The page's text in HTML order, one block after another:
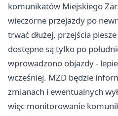
komunikatów Miejskiego
wieczorne przejazdy po
trwać dłużej, przejścia
dostępne są tylko po
wprowadzono objazdy -
wcześniej. MZD będzie
zmianach i ewentualnych
więc monitorowanie